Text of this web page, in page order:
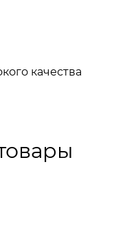
качества